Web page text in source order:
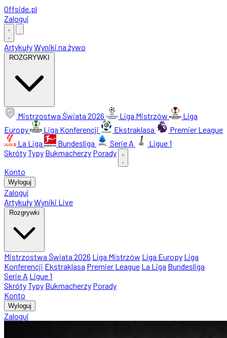
Offside.pl
Zaloguj
ArtykułyWyniki na żywo
ROZGRYWKI
Mistrzostwa Świata 2026 Liga Mistrzów
Liga
Europy
Liga Konferencji Ekstraklasa
Premier League
La Liga
Bundesliga Serie A
Ligue 1
SkrótyTypy Bukmacherzy Porady
Konto
Wyloguj
Zaloguj
ArtykułyWyniki Live
Rozgrywki
Mistrzostwa Świata 2026 Liga Mistrzów Liga Europy Liga
Konferencji Ekstraklasa Premier League La Liga Bundesliga
Serie A Ligue 1
SkrótyTypy Bukmacherzy Porady
Konto
Wyloguj
Zaloguj